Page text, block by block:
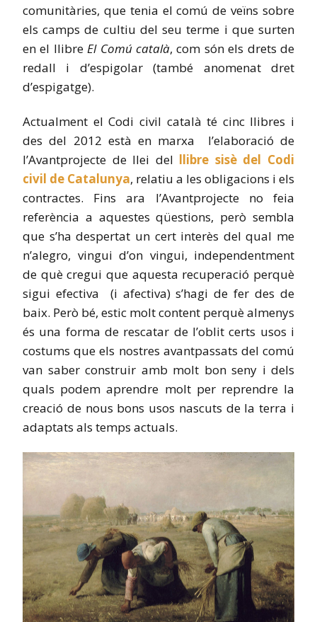
comunitàries, que tenia el comú de veïns sobre
els camps de cultiu del seu terme i que surten
en el llibreEl Comú català, com són els drets de
redall i d’espigolar (també anomenat dret
d’espigatge).
Actualment el Codi civil català té cinc llibres i
des del 2012 està en marxa l’elaboració de
l’Avantprojecte de llei del llibre sisè del Codi
civil de Catalunya, relatiu a les obligacions i els
contractes. Fins ara l’Avantprojecte no feia
referència a aquestes qüestions, però sembla
que s’ha despertat un cert interès del qual me
n’alegro, vingui d’on vingui, independentment
de què cregui que aquesta recuperació perquè
sigui efectiva (i afectiva) s’hagi de fer des de
baix. Però bé, estic molt content perquè almenys
és una forma de rescatar de l’oblit certs usos i
costums que els nostres avantpassats del comú
van saber construir amb molt bon seny i dels
quals podem aprendre molt per reprendre la
creació de nous bons usos nascuts de la terra i
adaptats als temps actuals.